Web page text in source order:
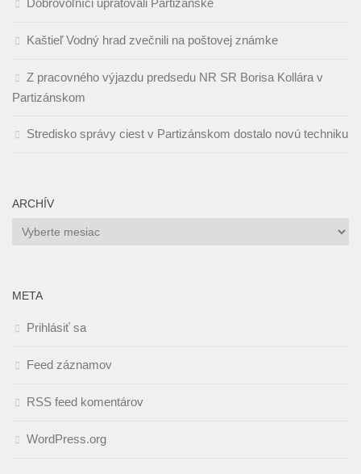
Kaštieľ Vodný hrad zvečnili na poštovej známke
Z pracovného výjazdu predsedu NR SR Borisa Kollára v
Partizánskom
Stredisko správy ciest v Partizánskom dostalo novú techniku
ARCHÍV
Archív
META
Prihlásiť sa
Feed záznamov
RSS feed komentárov
WordPress.org